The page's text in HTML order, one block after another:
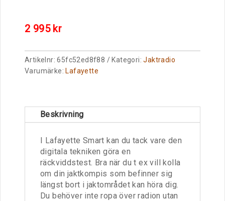
2 995 kr
Artikelnr:65fc52ed8f88 Kategori:Jaktradio
Varumärke: Lafayette
Beskrivning
I Lafayette Smart kan du tack vare den
digitala tekniken göra en
räckviddstest. Bra när du t ex vill kolla
om din jaktkompis som befinner sig
längst bort i jaktområdet kan höra dig.
Du behöver inte ropa över radion utan